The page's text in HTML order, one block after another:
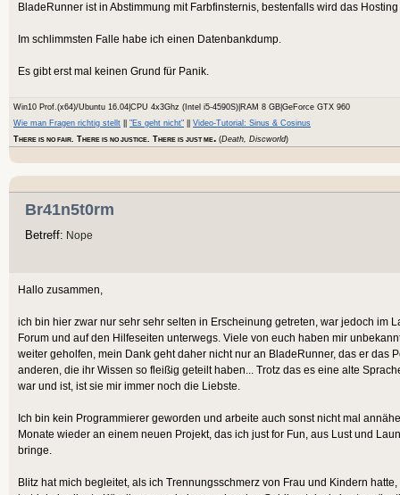
BladeRunner ist in Abstimmung mit Farbfinsternis, bestenfalls wird das
Im schlimmsten Falle habe ich einen Datenbankdump.
Es gibt erst mal keinen Grund für Panik.
Win10 Prof.(x64)/Ubuntu 16.04|CPU 4x3Ghz (Intel i5-4590S)|RAM 8 GB|GeForce GTX 960
Wie man Fragen richtig stellt
"Es geht nicht"
Video-Tutorial: Sinus & Cosinus
THERE IS NO FAIR. THERE IS NO JUSTICE. THERE IS JUST ME. (Death, Discworld)
Br41n5t0rm
Betreff: Nope
Hallo zusammen,
ich bin hier zwar nur sehr sehr selten in Erscheinung getreten, war jedoch im
Forum und auf den Hilfeseiten unterwegs. Viele von euch haben mir
weiter geholfen, mein Dank geht daher nicht nur an BladeRunner, das er das
anderen, die ihr Wissen so fleißig geteilt haben... Trotz das es eine alte
war und ist, ist sie mir immer noch die Liebste.
Ich bin kein Programmierer geworden und arbeite auch sonst nicht mal
Monate wieder an einem neuen Projekt, das ich just for Fun, aus Lust und
bringe.
Blitz hat mich begleitet, als ich Trennungsschmerz von Frau und Kindern